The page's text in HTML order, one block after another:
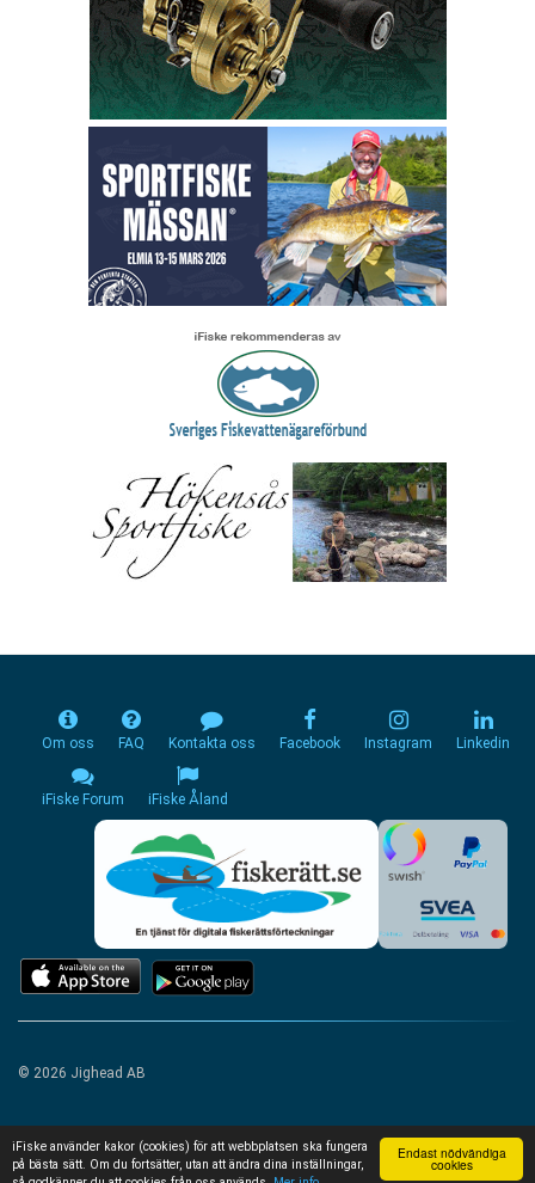
Endast nödvändiga
cookies
iFiske använder kakor (cookies) för att webbplatsen ska fungera
på bästa sätt. Om du fortsätter, utan att ändra dina inställningar,
Om oss FAQ Kontakta oss Facebook Instagram Linkedin
iFiske Forum iFiske Åland
© 2026 Jighead AB